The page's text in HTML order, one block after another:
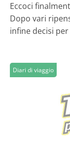
Eccoci
Dopo vari
infine decisi per
Diari di viaggio